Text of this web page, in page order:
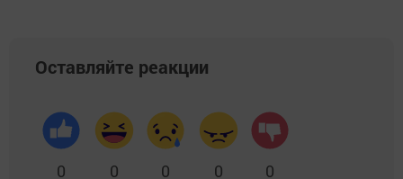
Оставляйте реакции
0 0 0 0 0